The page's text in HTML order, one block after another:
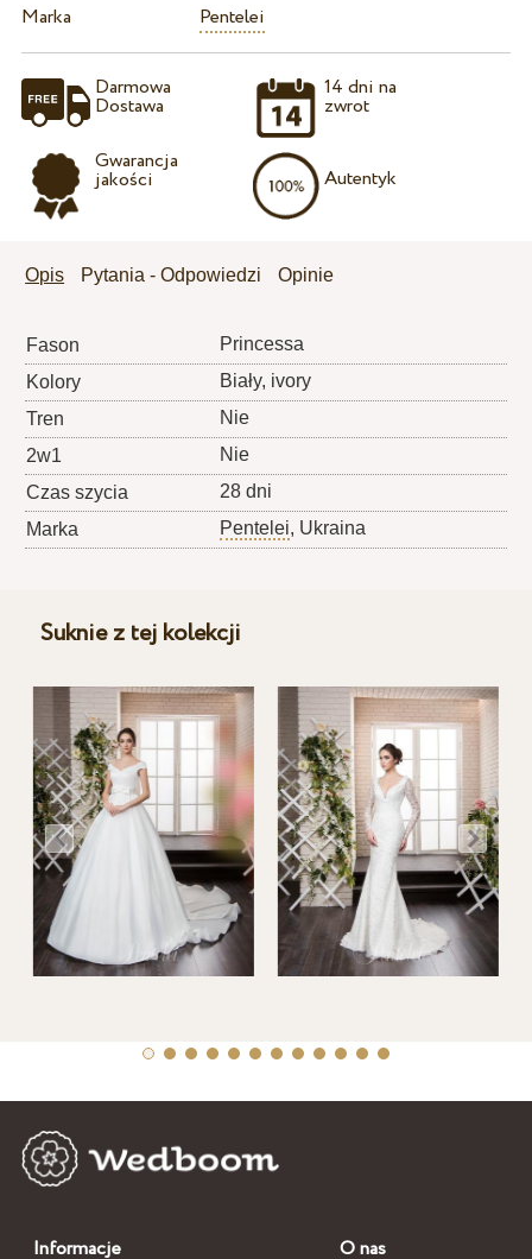
Marka
Pentelei
Darmowa
Dostawa
Gwarancja
jakości
14 dni na
zwrot
Autentyk
Opis Pytania - Odpowiedzi Opinie
Fason
Princessa
Kolory
Biały, ivory
Tren
Nie
2w1
Nie
Czas szycia
28 dni
Marka
Pentelei, Ukraina
Suknie z tej kolekcji
Informacje O nas